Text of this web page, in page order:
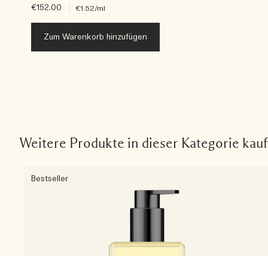
€152.00 €1.52/ml
Zum Warenkorb hinzufügen
Weitere Produkte in dieser Kategorie
Bestseller